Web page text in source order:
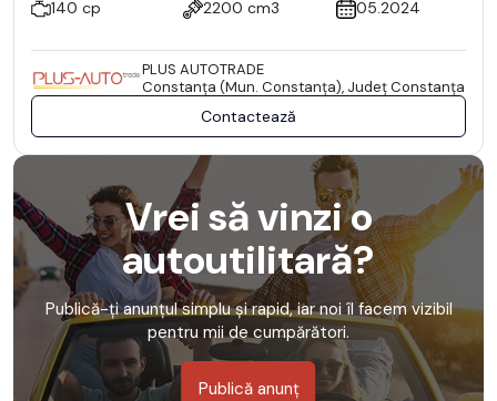
140 cp 2200 cm3 05.2024
PLUS AUTOTRADE
Constanţa (Mun. Constanţa), Județ Constanţa
Contactează
Vrei să vinzi o
autoutilitară?
Publică-ți anunțul simplu și rapid, iar noi îl facem vizibil
pentru mii de cumpărători.
Publică anunț